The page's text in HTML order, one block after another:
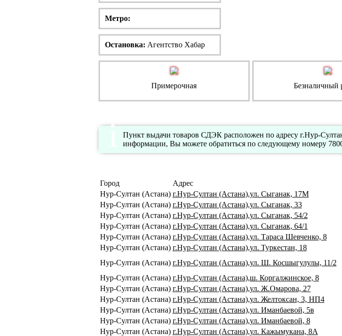
Метро:
Остановка: Агентство Хабар
Примерочная Безналичный
Пункт выдачи товаров СДЭК расположен по адресу г.Нур-
информации, Вы можете обратиться по следующему номеру
Город Адрес
Нур-Султан (Астана) г.Нур-Султан (Астана),ул. Сыганак, 17М
Нур-Султан (Астана) г.Нур-Султан (Астана),ул. Сыганак, 33
Нур-Султан (Астана) г.Нур-Султан (Астана),ул. Сыганак, 54/2
Нур-Султан (Астана) г.Нур-Султан (Астана),ул. Сыганак, 64/1
Нур-Султан (Астана) г.Нур-Султан (Астана),ул. Тараса Шевченко, 8
Нур-Султан (Астана) г.Нур-Султан (Астана),ул. Туркестан, 18
Нур-Султан (Астана) г.Нур-Султан (Астана),ул. Ш. Косшыгулулы, 11/2
Нур-Султан (Астана) г.Нур-Султан (Астана),ш. Коргалжинское, 8
Нур-Султан (Астана) г.Нур-Султан (Астана),ул. Ж.Омарова, 27
Нур-Султан (Астана) г.Нур-Султан (Астана),ул. Желтоксан, 3, НП4
Нур-Султан (Астана) г.Нур-Султан (Астана),ул. Иманбаевой, 5в
Нур-Султан (Астана) г.Нур-Султан (Астана),ул. Иманбаевой, 8
Нур-Султан (Астана) г.Нур-Султан (Астана),ул. Кажымукана, 8А